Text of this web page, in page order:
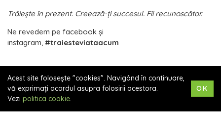
Trăieşte în prezent. Creează-ţi succesul. Fii recunoscător.
Ne revedem pe facebook şi
instagram, #traiesteviataacum
"Sunttrainer, formator și coachcu o
experiență de peste 16 ani, timp în care
am contribuit la dezvoltarea profesională
Acest site folosește "cookies". Navigând în continuare,
vă exprimați acordul asupra folosirii acestora.
Vezi politica cookie.
OK